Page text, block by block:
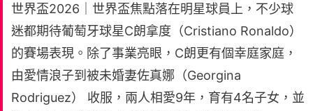
世界盃2026｜世界盃焦點落在明星球員上，不少球
迷都期待葡萄牙球星C朗拿度（Cristiano Ronaldo）
的賽場表現。除了事業亮眼，C朗更有個幸庭家庭，
由愛情浪子到被未婚妻佐真娜（Georgina
Rodriguez） 收服，兩人相愛9年，育有4名子女，並